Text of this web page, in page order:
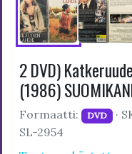
2 DVD)
(1986)
Formaatti: DVD ·
SL-2954